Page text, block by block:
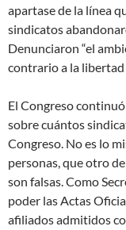
apartase de la línea
sindicatos
Denunciaron “el
contrario a la libertad
El Congreso
sobre cuántos
Congreso. No es lo
personas, que otro
son falsas. Como
poder las Actas
afiliados admitidos